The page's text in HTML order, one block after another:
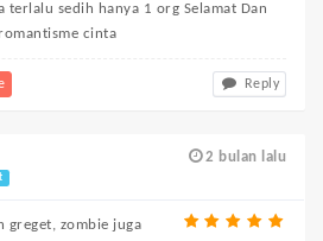
terlalu sedih hanya 1 org Selamat Dan
cinta
Reply
2 bulan lalu
greget, zombie juga